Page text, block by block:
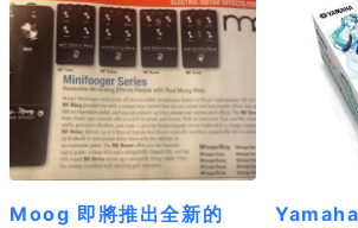
Moog 即將推出全新的